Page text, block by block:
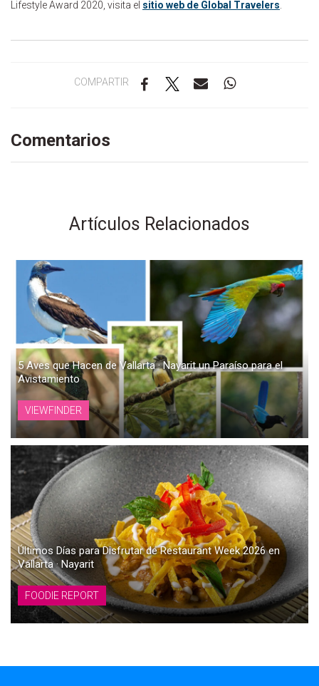
Lifestyle Award 2020, visita el sitio web de Global Travelers
COMPARTIR
Comentarios
Artículos Relacionados
5 Aves que Hacen de Vallarta · Nayarit un Paraíso para el
Avistamiento
VIEWFINDER
Últimos Días para Disfrutar de Restaurant Week 2026 en
Vallarta · Nayarit
FOODIE REPORT